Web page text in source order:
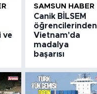
ve
SAMSUN HABER
Canik BİLSEM
öğrencilerinden
Vietnam'da
madalya
başarısı